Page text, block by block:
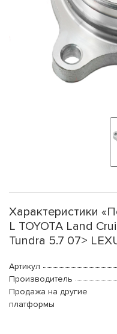
Характеристики
L TOYOTA Land
Tundra 5.7 07>
Артикул
Производитель
Продажа на другие
платформы